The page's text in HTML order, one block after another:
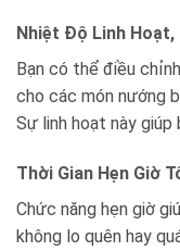
Nhiệt Độ Linh Hoạt,
Bạn có thể điều
cho các món nướng
Sự linh hoạt này giúp
Thời Gian Hẹn Giờ
Chức năng hẹn giờ
không lo quên hay